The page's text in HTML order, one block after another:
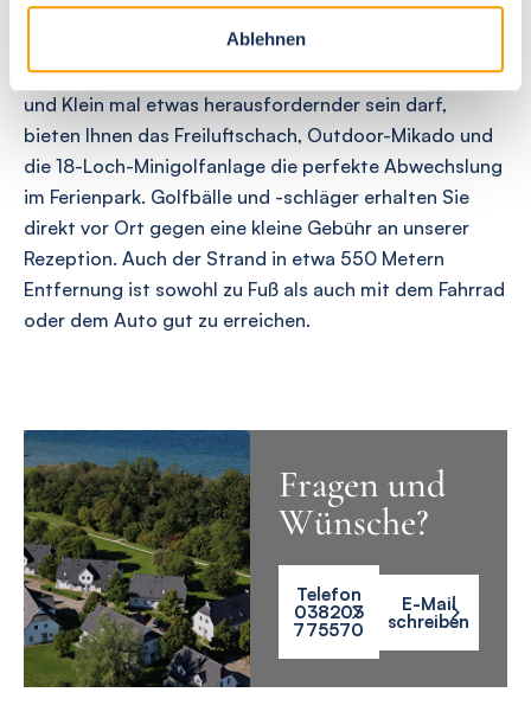
Ablehnen
Spaß im Ferienpark
Wenn die Freizeit an der frischen Küstenluft für Groß
und Klein mal etwas herausfordernder sein darf,
bieten Ihnen das Freiluftschach, Outdoor-Mikado und
die 18-Loch-Minigolfanlage die perfekte Abwechslung
im Ferienpark. Golfbälle und -schläger erhalten Sie
direkt vor Ort gegen eine kleine Gebühr an unserer
Rezeption. Auch der Strand in etwa 550 Metern
Entfernung ist sowohl zu Fuß als auch mit dem Fahrrad
oder dem Auto gut zu erreichen.
Fragen und
Wünsche?
Telefon
038203
775570
E-Mail
schreiben